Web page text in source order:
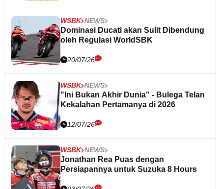
WSBK NEWS
Dominasi Ducati akan Sulit Dibendung
oleh Regulasi WorldSBK
20/07/26
WSBK NEWS
"Ini Bukan Akhir Dunia" - Bulega Telan
Kekalahan Pertamanya di 2026
12/07/26
WSBK NEWS
Jonathan Rea Puas dengan
Persiapannya untuk Suzuka 8 Hours